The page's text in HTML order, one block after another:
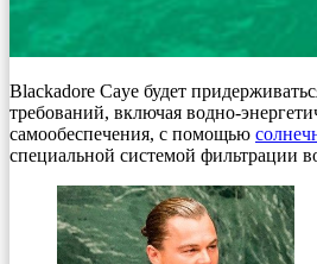
Blackadore Caye будет
требований, включая водно-
самообеспечения, с помощью
специальной системой фильтрации